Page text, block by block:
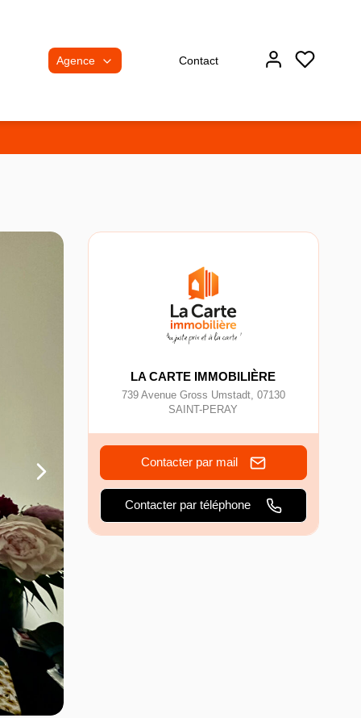
Agence Contact
LA CARTE IMMOBILIÈRE
739 Avenue Gross Umstadt, 07130
SAINT-PERAY
Contacter par mail
Contacter par téléphone